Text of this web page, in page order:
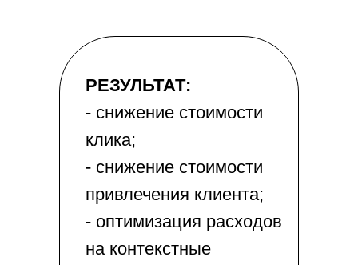
РЕЗУЛЬТАТ:
- снижение стоимости
клика;
- снижение стоимости
привлечения клиента;
- оптимизация расходов
на контекстные